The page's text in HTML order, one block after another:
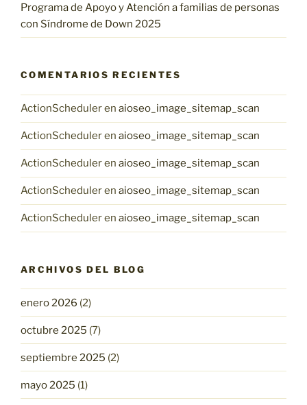
Programa de Apoyo y Atención a familias de personas
con Síndrome de Down 2025
COMENTARIOS RECIENTES
ActionScheduleren aioseo_image_sitemap_scan
ActionScheduleren aioseo_image_sitemap_scan
ActionScheduleren aioseo_image_sitemap_scan
ActionScheduleren aioseo_image_sitemap_scan
ActionScheduleren aioseo_image_sitemap_scan
ARCHIVOS DEL BLOG
enero 2026 (2)
octubre 2025 (7)
septiembre 2025 (2)
mayo 2025 (1)